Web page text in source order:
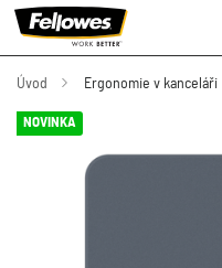
Úvod Ergonomie v kanceláři
NOVINKA